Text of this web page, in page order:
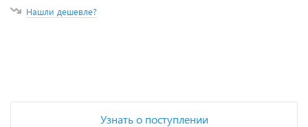
Нашли дешевле?
Узнать о поступлении